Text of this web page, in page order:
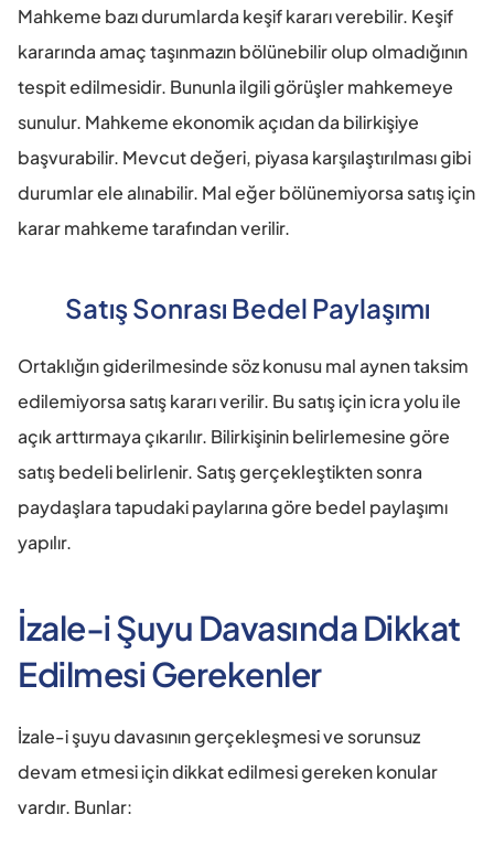
Mahkeme bazı durumlarda keşif kararı verebilir. Keşif
kararında amaç taşınmazın bölünebilir olup olmadığının
tespit edilmesidir. Bununla ilgili görüşler mahkemeye
sunulur. Mahkeme ekonomik açıdan da bilirkişiye
başvurabilir. Mevcut değeri, piyasa karşılaştırılması gibi
durumlar ele alınabilir. Mal eğer bölünemiyorsa satış için
karar mahkeme tarafından verilir.
Satış Sonrası Bedel Paylaşımı
Ortaklığın giderilmesinde söz konusu mal aynen taksim
edilemiyorsa satış kararı verilir. Bu satış için icra yolu ile
açık arttırmaya çıkarılır. Bilirkişinin belirlemesine göre
satış bedeli belirlenir. Satış gerçekleştikten sonra
paydaşlara tapudaki paylarına göre bedel paylaşımı
yapılır.
İzale-i Şuyu Davasında Dikkat
Edilmesi Gerekenler
İzale-i şuyu davasının gerçekleşmesi ve sorunsuz
devam etmesi için dikkat edilmesi gereken konular
vardır. Bunlar: